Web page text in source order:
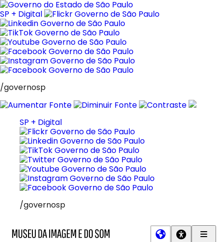
Pular
para
o
conteúdo
SP + Digital
/governosp
SP + Digital
/governosp